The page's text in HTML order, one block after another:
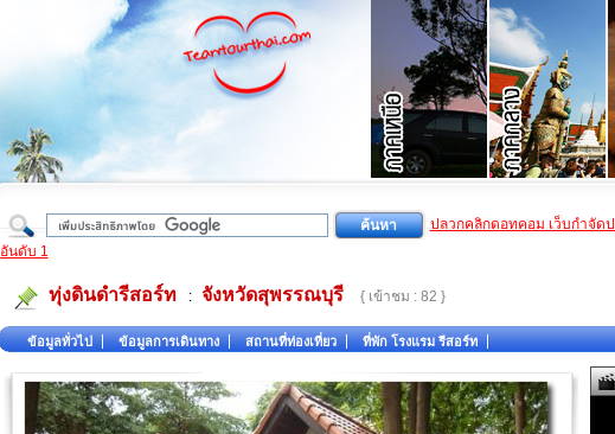
ปลวกคลิกดอทคอม เว็บกำจัด
อันดับ 1
ทุ่งดินดำรีสอร์ท : จังหวัดสุพรรณบุรี { เข้าชม : 82 }
ข้อมูลทั่วไป ข้อมูลการเดินทาง สถานที่ท่องเที่ยว ที่พัก โรงแรม รีสอร์ท